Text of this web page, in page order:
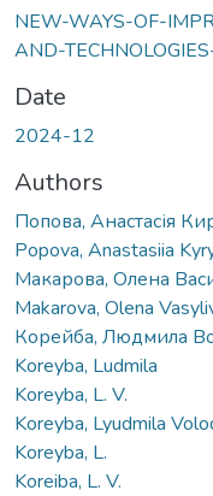
NEW-WAYS-OF-
AND-
Date
2024-12
Authors
Попова, Анастасія
Popova, Anastasiia
Макарова, Олена
Makarova, Olena
Корейба, Людмила
Koreyba, Ludmila
Koreyba, L. V.
Koreyba, Lyudmila
Koreyba, L.
Koreiba, L. V.